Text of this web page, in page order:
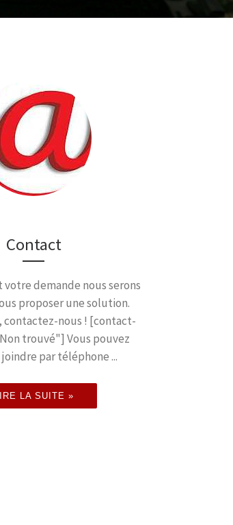
Contact
demande nous serons
proposer une solution.
contactez-nous ! [contact-
trouvé"] Vous pouvez
joindre par téléphone ...
LA SUITE »